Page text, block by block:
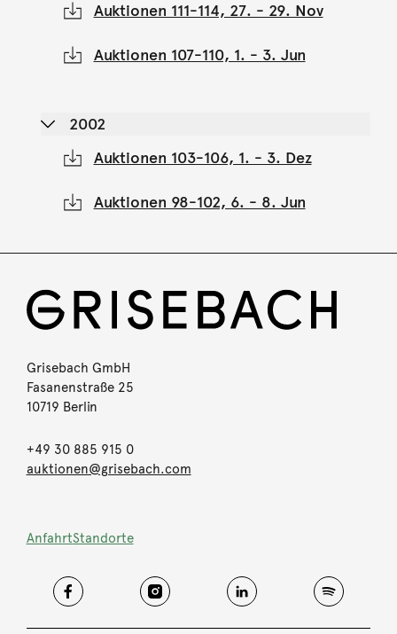
Auktionen 111-114, 27. - 29. Nov
Auktionen 107-110, 1. - 3. Jun
2002
Auktionen 103-106, 1. - 3. Dez
Auktionen 98-102, 6. - 8. Jun
Grisebach GmbH
Fasanenstraße 25
10719 Berlin
+49 30 885 915 0
auktionen@grisebach.com
AnfahrtStandorte